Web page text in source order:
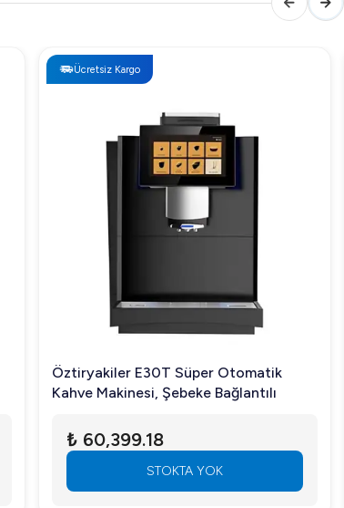
Ücretsiz Kargo
Öztiryakiler E30T Süper Otomatik
Kahve Makinesi, Şebeke Bağlantılı
₺ 60,399.18
STOKTA YOK